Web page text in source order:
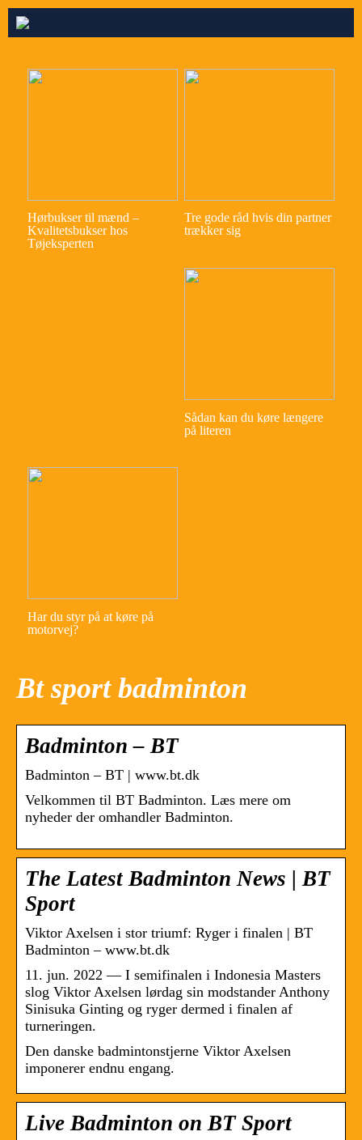
Hørbukser til mænd –
Kvalitetsbukser hos
Tøjeksperten
Tre gode råd hvis din partner
trækker sig
Sådan kan du køre længere
på literen
Har du styr på at køre på
motorvej?
Bt sport badminton
Badminton – BT
Badminton – BT | www.bt.dk
Velkommen til BT Badminton. Læs mere om
nyheder der omhandler Badminton.
The Latest Badminton News | BT
Sport
Viktor Axelsen i stor triumf: Ryger i finalen | BT
Badminton – www.bt.dk
11. jun. 2022 — I semifinalen i Indonesia Masters
slog Viktor Axelsen lørdag sin modstander Anthony
Sinisuka Ginting og ryger dermed i finalen af
turneringen.
Den danske badmintonstjerne Viktor Axelsen
imponerer endnu engang.
Live Badminton on BT Sport